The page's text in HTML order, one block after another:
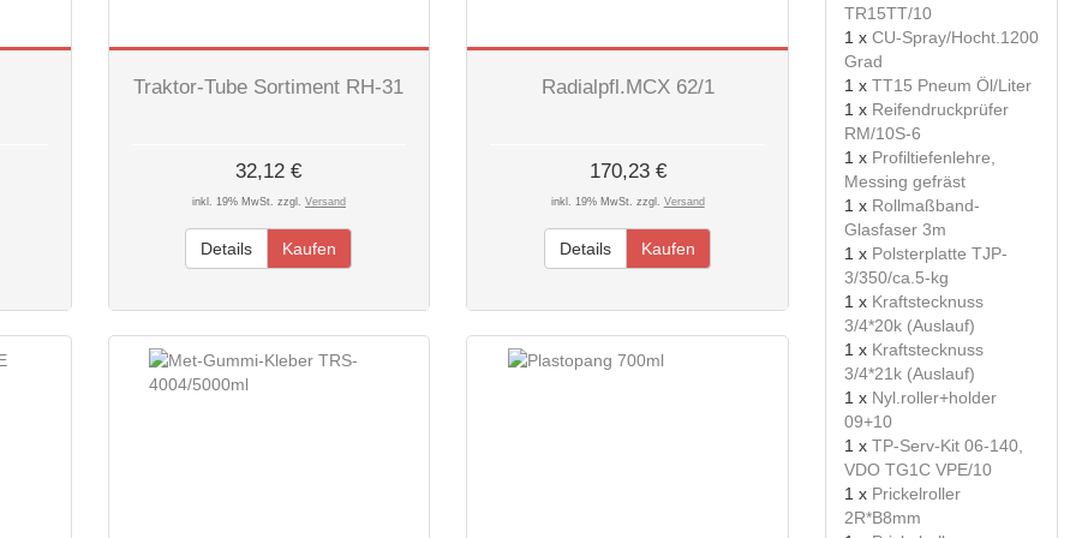
Traktor-Tube Sortiment RH-31
32,12 €
inkl. 19% MwSt. zzgl. Versand
Details Kaufen
Radialpfl.MCX 62/1
170,23 €
inkl. 19% MwSt. zzgl. Versand
Details Kaufen
TR15TT/10
1 x CU-Spray/Hocht.1200
Grad
1 x TT15 Pneum Öl/Liter
1 x Reifendruckprüfer
RM/10S-6
1 x Profiltiefenlehre,
Messing gefräst
1 x Rollmaßband-
Glasfaser 3m
1 x Polsterplatte TJP-
3/350/ca.5-kg
1 x Kraftstecknuss
3/4*20k (Auslauf)
1 x Kraftstecknuss
3/4*21k (Auslauf)
1 x Nyl.roller+holder
09+10
1 x TP-Serv-Kit 06-140,
VDO TG1C VPE/10
1 x Prickelroller
2R*B8mm